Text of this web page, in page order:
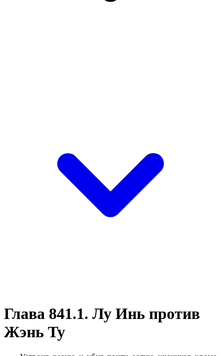
Глава 841.1. Лу Инь против
Жэнь Ту